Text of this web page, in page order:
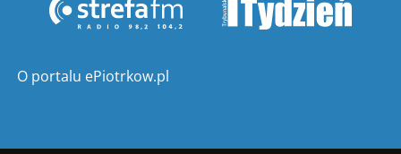
O portalu ePiotrkow.pl